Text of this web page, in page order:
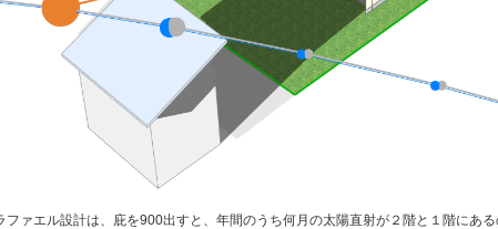
ァエル設計は、庇を900出すと、年間のうち何月の太陽直射が２階と１階にあ